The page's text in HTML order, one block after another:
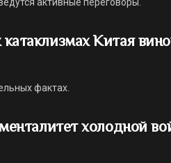
Китая
фактах.
холодной